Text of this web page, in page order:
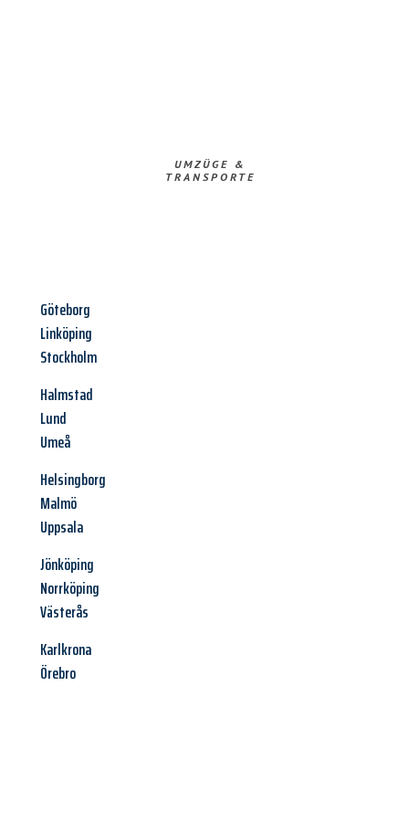
UMZÜGE &
TRANSPORTE
Göteborg
Linköping
Stockholm
Halmstad
Lund
Umeå
Helsingborg
Malmö
Uppsala
Jönköping
Norrköping
Västerås
Karlkrona
Örebro